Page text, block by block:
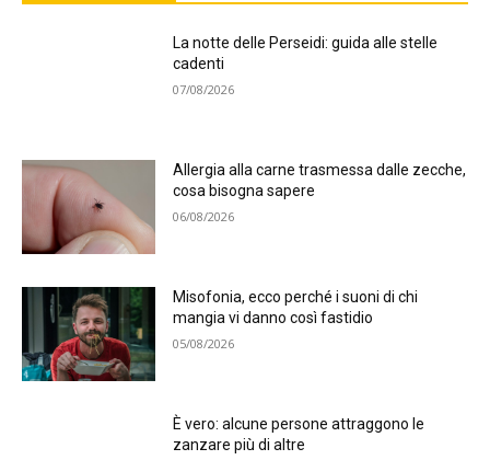
La notte delle Perseidi: guida alle stelle
cadenti
07/08/2026
Allergia alla carne trasmessa dalle zecche,
cosa bisogna sapere
06/08/2026
Misofonia, ecco perché i suoni di chi
mangia vi danno così fastidio
05/08/2026
È vero: alcune persone attraggono le
zanzare più di altre